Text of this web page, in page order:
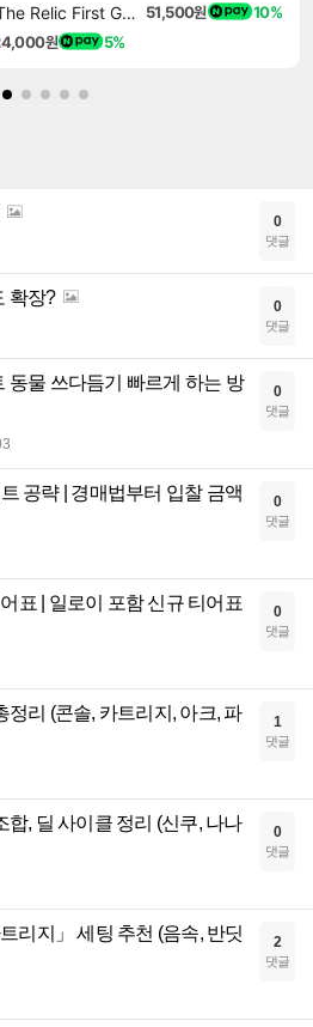
더 렐릭 퍼스트 가디언 The Relic First Guardian 51,500원 10%
원 5%
0
댓글
확장? 0
댓글
동물 쓰다듬기 빠르게 하는 방
0
댓글
공략 | 경매법부터 입찰 금액
0
댓글
표 | 일로이 포함 신규 티어표 0
댓글
정리 (콘솔, 카트리지, 아크, 파
1
댓글
합, 딜 사이클 정리 (신쿠, 나나
0
댓글
리지」 세팅 추천 (음속, 반딧
2
댓글